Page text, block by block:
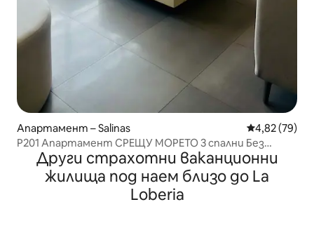
Апартамент – Salinas Средна
4,82 (79)
P201 Апартамент СРЕЩУ МОРЕТО 3 спални Без
басейн
Други страхотни ваканционни
жилища под наем близо до La
Loberia